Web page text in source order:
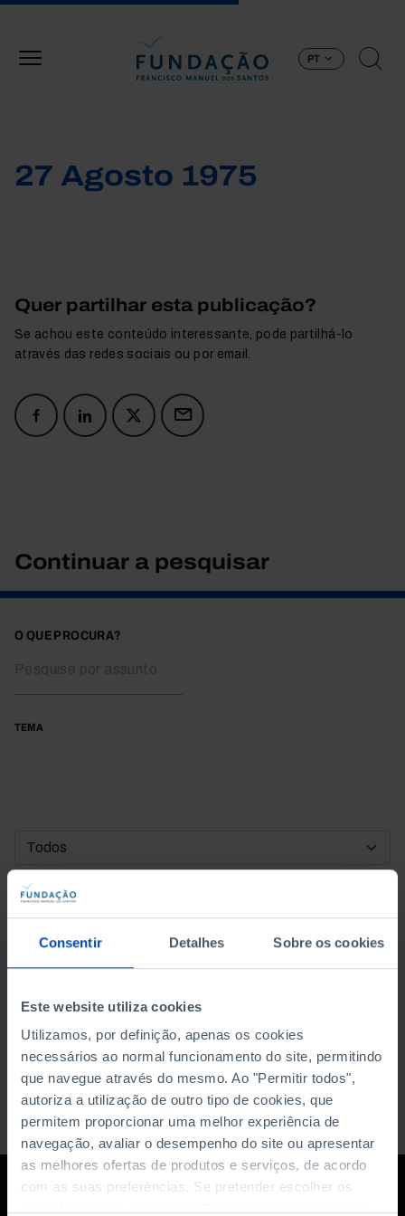
Consentir Detalhes Sobre os cookies
Este website utiliza cookies
Utilizamos, por definição, apenas os cookies
necessários ao normal funcionamento do site, permitindo
que navegue através do mesmo. Ao "Permitir todos",
autoriza a utilização de outro tipo de cookies, que
permitem proporcionar uma melhor experiência de
navegação, avaliar o desempenho do site ou apresentar
as melhores ofertas de produtos e serviços, de acordo
com as suas preferências. Se pretender escolher os
PT
27 Agosto 1975
Quer partilhar esta publicação?
Se achou este conteúdo interessante, pode partilhá-lo
através das redes sociais ou por email.
Continuar a pesquisar
O QUE PROCURA?
TEMA
DATA DE INÍCIO
DATA DE FIM